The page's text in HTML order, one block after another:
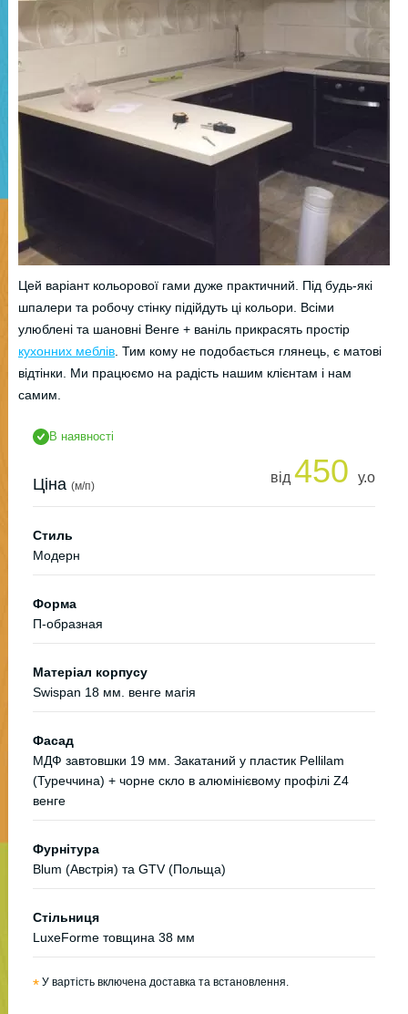
Цей варіант кольорової гами дуже практичний. Під будь-які
шпалери та робочу стінку підійдуть ці кольори. Всіми
улюблені та шановні Венге + ваніль прикрасять простір
кухонних меблів. Тим кому не подобається глянець, є матові
відтінки. Ми працюємо на радість нашим клієнтам і нам
самим.
В наявності
Ціна (м/п)
від 450 у.о
Стиль
Модерн
Форма
П-образная
Матеріал корпусу
Swispan 18 мм. венге магія
Фасад
МДФ завтовшки 19 мм. Закатаний у пластик Pellilam
(Туреччина) + чорне скло в алюмінієвому профілі Z4
венге
Фурнітура
Blum (Австрія) та GTV (Польща)
Стільниця
LuxeForme товщина 38 мм
* У вартість включена доставка та встановлення.